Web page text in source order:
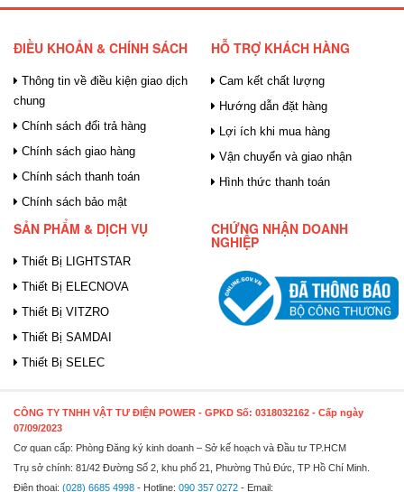
ĐIỀU KHOẢN & CHÍNH SÁCH
Thông tin về điều kiện giao dịch
chung
Chính sách đổi trả hàng
Chính sách giao hàng
Chính sách thanh toán
Chính sách bảo mật
HỖ TRỢ KHÁCH HÀNG
Cam kết chất lượng
Hướng dẫn đặt hàng
Lợi ích khi mua hàng
Vận chuyển và giao nhận
Hình thức thanh toán
SẢN PHẨM & DỊCH VỤ
Thiết Bị LIGHTSTAR
Thiết Bị ELECNOVA
Thiết Bị VITZRO
Thiết Bị SAMDAI
Thiết Bị SELEC
CHỨNG NHẬN DOANH
NGHIỆP
CÔNG TY TNHH VẬT TƯ ĐIỆN POWER - GPKD Số: 0318032162 - Cấp ngày
07/09/2023
Cơ quan cấp: Phòng Đăng ký kinh doanh – Sở kế hoạch và Đầu tư TP.HCM
Trụ sở chính: 81/42 Đường Số 2, khu phố 21, Phường Thủ Đức, TP Hồ Chí Minh.
Điện thoại: (028) 6685 4998 - Hotline: 090 357 0272 - Email: